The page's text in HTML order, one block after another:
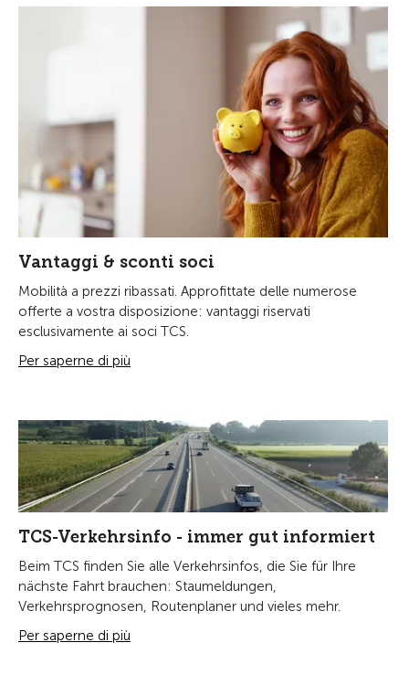
Vantaggi & sconti soci
Mobilità a prezzi ribassati. Approfittate delle numerose
offerte a vostra disposizione: vantaggi riservati
esclusivamente ai soci TCS.
Per saperne di più
TCS-Verkehrsinfo - immer gut informiert
Beim TCS finden Sie alle Verkehrsinfos, die Sie für Ihre
nächste Fahrt brauchen: Staumeldungen,
Verkehrsprognosen, Routenplaner und vieles mehr.
Per saperne di più